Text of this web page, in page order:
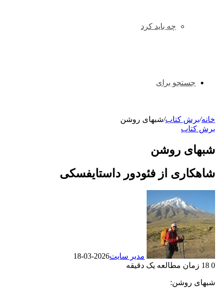
چه باید کرد
جستجو برای
خانه/برش کتاب/شبهای روشن
برش کتاب
شبهای روشن
شاهکاری از فئودور داستایفسکی
مدیر سایت2026-03-18
0
زمان مطالعه یک دقیقه
شبهای روشن: